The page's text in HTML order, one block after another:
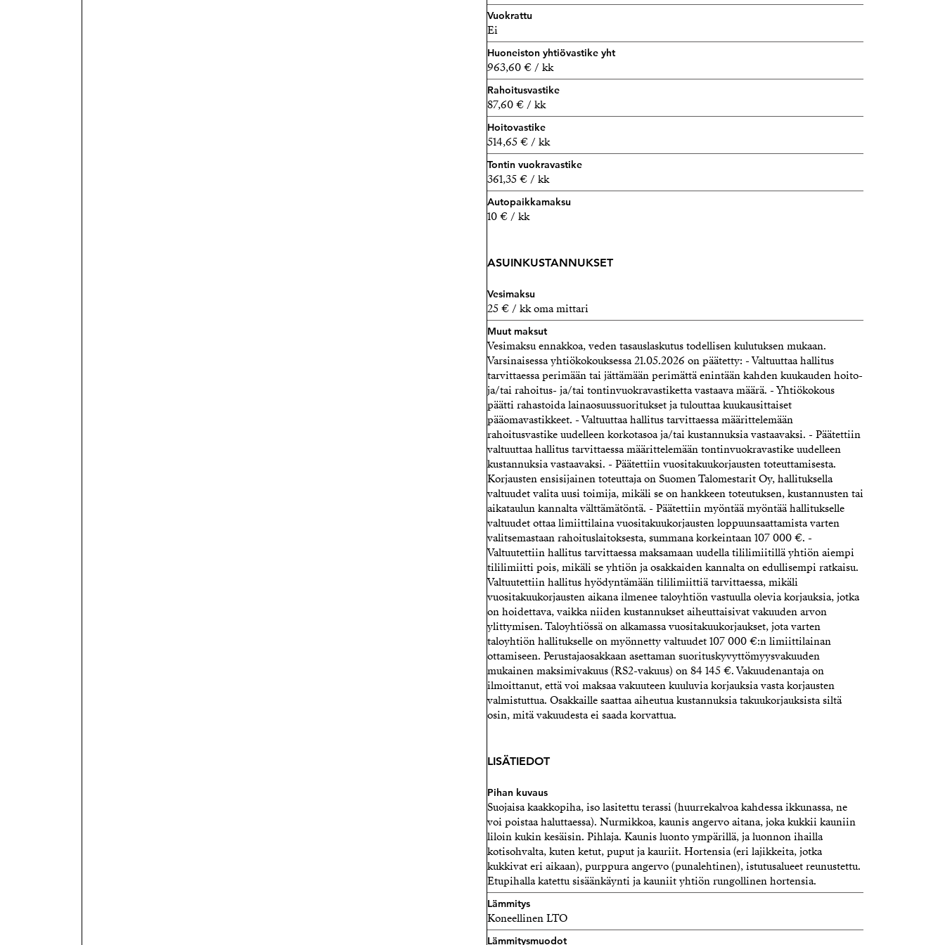
Sundsberg on kylä, jolla on sydän.
Lisätiedot sundsbergilaiselta välittäjältä,
Mari Varonen,
Ylempi kiinteistönvälittäjä, LKV, YKV, DI
Strand Properties Brand Partner
Mari Varonen LKV
040 680 7752 - mari@strand.fi
Avainsanat: pääty, oma piha, lasitettu terassi, kodinhoitohuone
Vuokrattu
Ei
Huoneiston yhtiövastike yht
963,60 € / kk
Rahoitusvastike
87,60 € / kk
Hoitovastike
514,65 € / kk
Tontin vuokravastike
361,35 € / kk
Autopaikkamaksu
10 € / kk
ASUINKUSTANNUKSET
Vesimaksu
25 € / kk oma mittari
Muut maksut
Vesimaksu ennakkoa, veden tasauslaskutus todellisen kulutuksen mukaan.
Varsinaisessa yhtiökokouksessa 21.05.2026 on päätetty: - Valtuuttaa hallitus
tarvittaessa perimään tai jättämään perimättä enintään kahden kuukauden hoito-
ja/tai rahoitus- ja/tai tontinvuokravastiketta vastaava määrä. - Yhtiökokous
päätti rahastoida lainaosuussuoritukset ja tulouttaa kuukausittaiset
pääomavastikkeet. - Valtuuttaa hallitus tarvittaessa määrittelemään
rahoitusvastike uudelleen korkotasoa ja/tai kustannuksia vastaavaksi. - Päätettiin
valtuuttaa hallitus tarvittaessa määrittelemään tontinvuokravastike uudelleen
kustannuksia vastaavaksi. - Päätettiin vuositakuukorjausten toteuttamisesta.
Korjausten ensisijainen toteuttaja on Suomen Talomestarit Oy, hallituksella
valtuudet valita uusi toimija, mikäli se on hankkeen toteutuksen, kustannusten tai
aikataulun kannalta välttämätöntä. - Päätettiin myöntää myöntää hallitukselle
valtuudet ottaa limiittilaina vuositakuukorjausten loppuunsaattamista varten
valitsemastaan rahoituslaitoksesta, summana korkeintaan 107 000 €. -
Valtuutettiin hallitus tarvittaessa maksamaan uudella tililimiitillä yhtiön aiempi
tililimiitti pois, mikäli se yhtiön ja osakkaiden kannalta on edullisempi ratkaisu.
Valtuutettiin hallitus hyödyntämään tililimiittiä tarvittaessa, mikäli
vuositakuukorjausten aikana ilmenee taloyhtiön vastuulla olevia korjauksia, jotka
on hoidettava, vaikka niiden kustannukset aiheuttaisivat vakuuden arvon
ylittymisen. Taloyhtiössä on alkamassa vuositakuukorjaukset, jota varten
taloyhtiön hallitukselle on myönnetty valtuudet 107 000 €:n limiittilainan
ottamiseen. Perustajaosakkaan asettaman suorituskyvyttömyysvakuuden
mukainen maksimivakuus (RS2-vakuus) on 84 145 €. Vakuudenantaja on
ilmoittanut, että voi maksaa vakuuteen kuuluvia korjauksia vasta korjausten
valmistuttua. Osakkaille saattaa aiheutua kustannuksia takuukorjauksista siltä
osin, mitä vakuudesta ei saada korvattua.
LISÄTIEDOT
Pihan kuvaus
Suojaisa kaakkopiha, iso lasitettu terassi (huurrekalvoa kahdessa ikkunassa, ne
voi poistaa haluttaessa). Nurmikkoa, kaunis angervo aitana, joka kukkii kauniin
liloin kukin kesäisin. Pihlaja. Kaunis luonto ympärillä, ja luonnon ihailla
kotisohvalta, kuten ketut, puput ja kauriit. Hortensia (eri lajikkeita, jotka
kukkivat eri aikaan), purppura angervo (punalehtinen), istutusalueet reunustettu.
Etupihalla katettu sisäänkäynti ja kauniit yhtiön rungollinen hortensia.
Lämmitys
Koneellinen LTO
Lämmitysmuodot